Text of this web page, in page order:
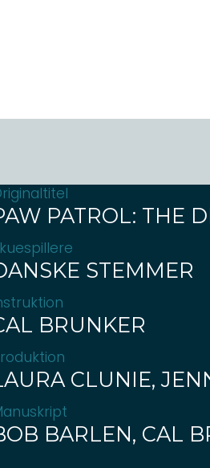
PATROL: THE
STEMMER
BRUNKER
CLUNIE,
BARLEN, CAL